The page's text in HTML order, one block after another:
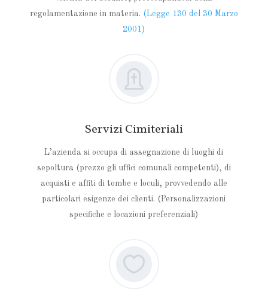
regolamentazione in materia. (Legge 130 del 30 Marzo
2001)
Servizi Cimiteriali
L’azienda si occupa di assegnazione di luoghi di
sepoltura (prezzo gli uffici comunali competenti), di
acquisti e affiti di tombe e loculi, provvedendo alle
particolari esigenze dei clienti. (Personalizzazioni
specifiche e locazioni preferenziali)